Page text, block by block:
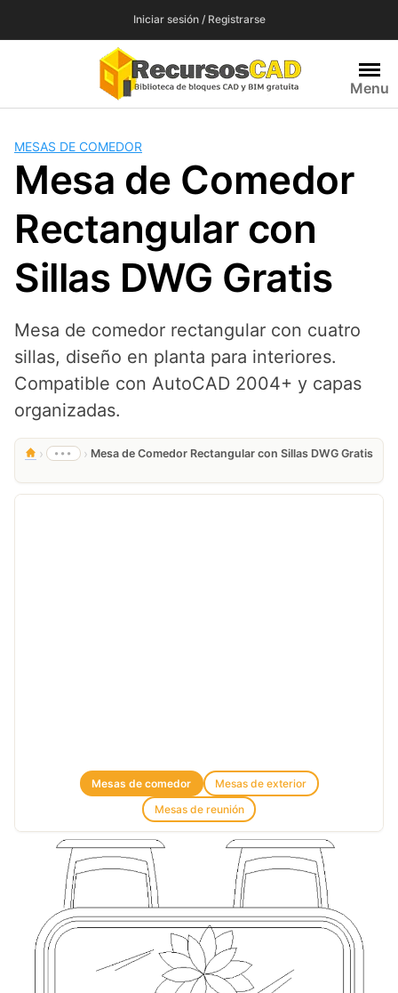
Iniciar sesión / Registrarse
Menu
MESAS DE COMEDOR
Mesa de Comedor
Rectangular con
Sillas DWG Gratis
Mesa de comedor rectangular con cuatro
sillas, diseño en planta para interiores.
Compatible con AutoCAD 2004+ y capas
organizadas.
› ••• › Mesa de Comedor Rectangular con Sillas DWG Gratis
Mesas de comedor
Mesas de exterior
Mesas de reunión